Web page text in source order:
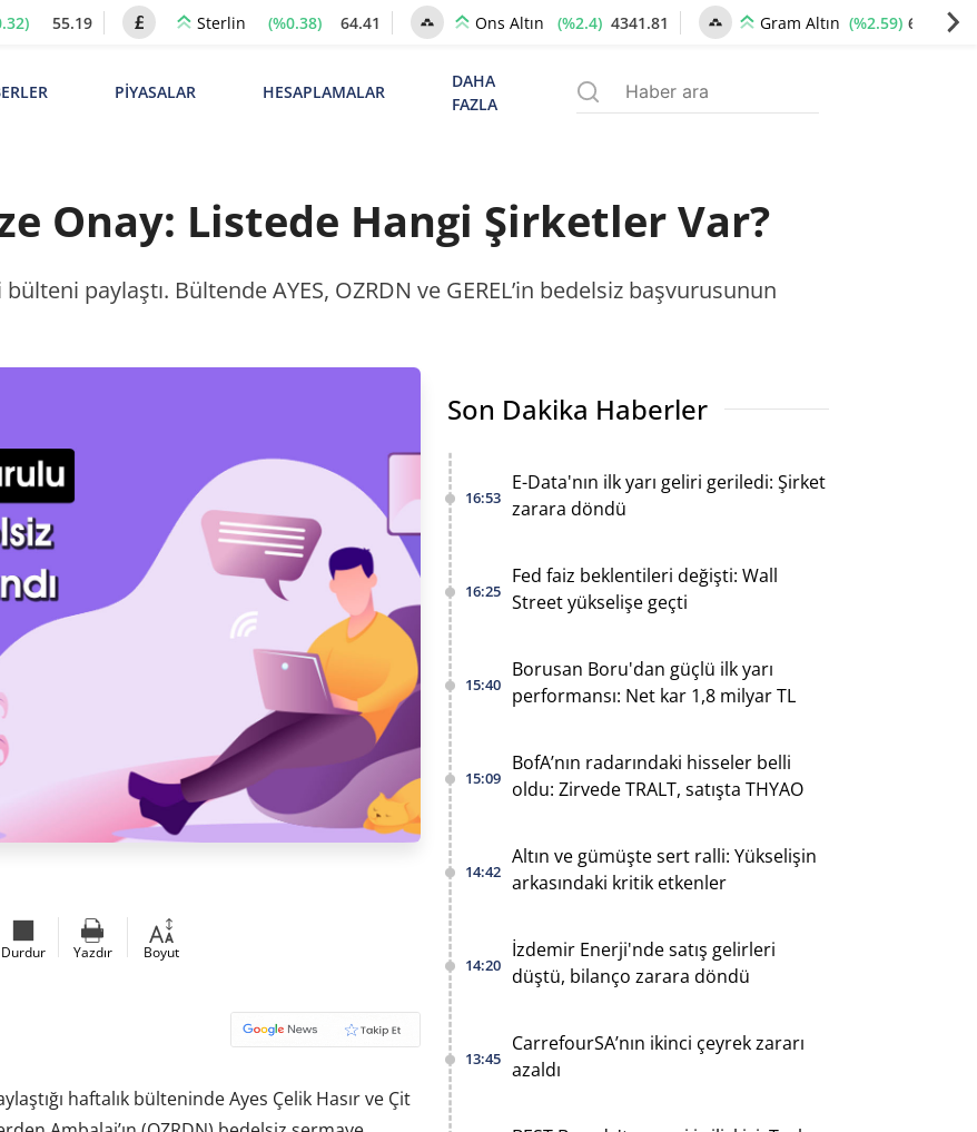
55.19 Sterlin (%0.38) 64.41 Ons Altın (%2.4) 4341.81 Gram Altın (%2.59) 6660.55
PİYASALAR HESAPLAMALAR
DAHA
FAZLA
Onay: Listede Hangi Şirketler Var?
paylaştı. Bültende AYES, OZRDN ve GEREL’in bedelsiz başvurusunun
Durdur Yazdır Boyut
haftalık bülteninde Ayes Çelik Hasır ve Çit
Son Dakika Haberler
16:53
E-Data'nın ilk yarı geliri geriledi: Şirket
zarara döndü
16:25
Fed faiz beklentileri değişti: Wall
Street yükselişe geçti
15:40
Borusan Boru'dan güçlü ilk yarı
performansı: Net kar 1,8 milyar TL
15:09
BofA’nın radarındaki hisseler belli
oldu: Zirvede TRALT, satışta THYAO
14:42
Altın ve gümüşte sert ralli: Yükselişin
arkasındaki kritik etkenler
14:20
İzdemir Enerji'nde satış gelirleri
düştü, bilanço zarara döndü
13:45
CarrefourSA’nın ikinci çeyrek zararı
azaldı